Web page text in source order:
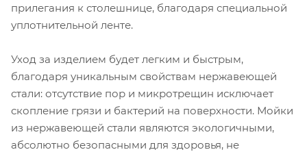
прилегания к столешнице, благодаря специальной
уплотнительной ленте.
Уход за изделием будет легким и быстрым,
благодаря уникальным свойствам нержавеющей
стали: отсутствие пор и микротрещин исключает
скопление грязи и бактерий на поверхности. Мойки
из нержавеющей стали являются экологичными,
абсолютно безопасными для здоровья, не